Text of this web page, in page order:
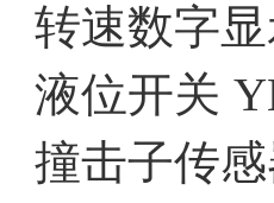
转速数字
液位开关
撞击子传